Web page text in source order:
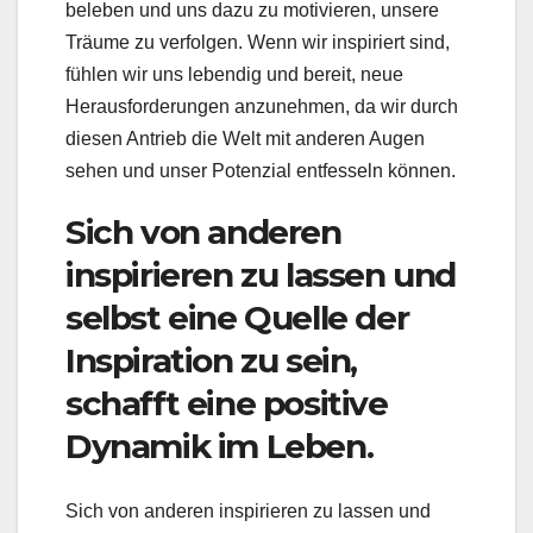
beleben und uns dazu zu motivieren, unsere
Träume zu verfolgen. Wenn wir inspiriert sind,
fühlen wir uns lebendig und bereit, neue
Herausforderungen anzunehmen, da wir durch
diesen Antrieb die Welt mit anderen Augen
sehen und unser Potenzial entfesseln können.
Sich von anderen
inspirieren zu lassen und
selbst eine Quelle der
Inspiration zu sein,
schafft eine positive
Dynamik im Leben.
Sich von anderen inspirieren zu lassen und